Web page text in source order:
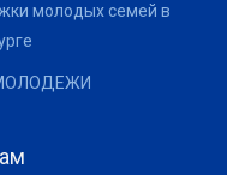
молодых семей в